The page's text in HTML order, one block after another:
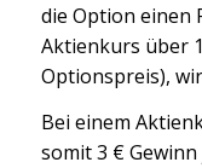
die Option einen
Aktienkurs über
Optionspreis),
Bei einem
somit 3 €